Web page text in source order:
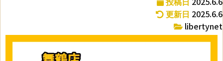
投稿日
更新日 2025.6.6
libertynet